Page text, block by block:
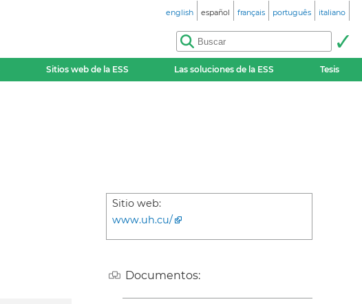
english español français português italiano
Sitios web de la ESS Las soluciones de la ESS Tesis
Sitio web:
www.uh.cu/
Documentos: